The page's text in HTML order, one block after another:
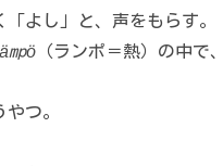
よし」と、声をもらす。
（ランポ＝熱）の中で
つ。